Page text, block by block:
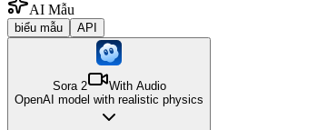
AI Mẫu
biểu mẫu API
Sora 2
With Audio
OpenAI model with realistic physics